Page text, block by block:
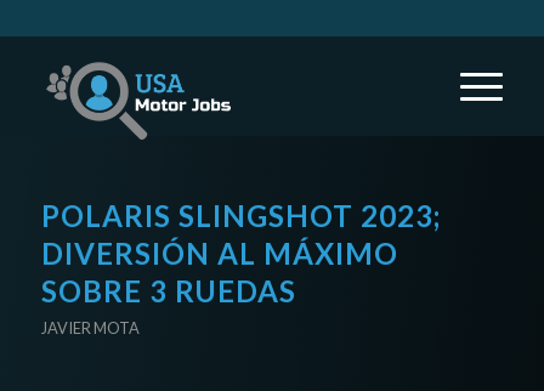
POLARIS SLINGSHOT 2023;
DIVERSIÓN AL MÁXIMO
SOBRE 3 RUEDAS
JAVIER MOTA